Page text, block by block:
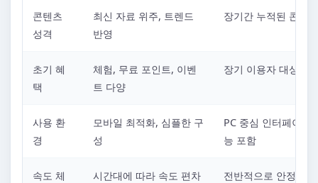
콘텐츠
성격
최신 자료 위주, 트렌드
반영
장기간 누적된 콘텐
초기 혜
택
체험, 무료 포인트, 이벤
트 다양
장기 이용자 대상 혜
사용 환
경
모바일 최적화, 심플한 구
성
PC 중심 인터페이스,
능 포함
속도 체
시간대에 따라 속도 편차
전반적으로 안정적